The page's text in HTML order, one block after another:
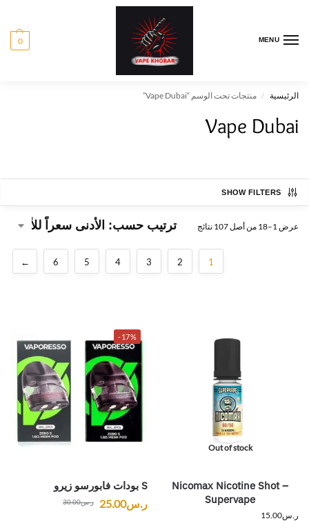
MENU
0
الرئيسية / منتجات تحت الوسم “Vape Dubai”
Vape Dubai
SHOW FILTERS
عرض 1–18 من أصل 107 نتائج
1
2
3
4
5
6
←
Out of stock
Nicomax Nicotine Shot –
Supervape
ر.س15.00
-17%
S بودات فابورسو زيرو
ر.س30.00 ر.س25.00